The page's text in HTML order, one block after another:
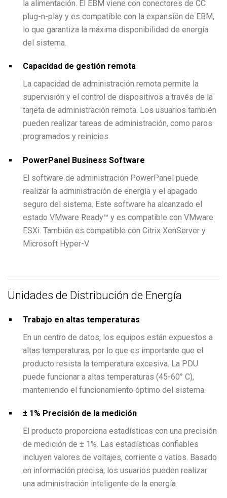
la alimentación. El EBM viene con conectores de CC
plug-n-play y es compatible con la expansión de EBM,
lo que garantiza la máxima disponibilidad de energía
del sistema.
Capacidad de gestión remota
La capacidad de administración remota permite la
supervisión y el control de dispositivos a través de la
tarjeta de administración remota. Los usuarios también
pueden realizar tareas de administración, como paros
programados y reinicios.
PowerPanel Business Software
El software de administración PowerPanel puede
realizar la administración de energía y el apagado
seguro del sistema. Este software ha alcanzado el
estado VMware Ready™ y es compatible con VMware
ESXi. También es compatible con Citrix XenServer y
Microsoft Hyper-V.
Unidades de Distribución de Energía
Trabajo en altas temperaturas
En un centro de datos, los equipos están expuestos a
altas temperaturas, por lo que es importante que el
producto resista la temperatura excesiva. La PDU
puede funcionar a altas temperaturas (45-60° C),
manteniendo el funcionamiento óptimo del sistema.
± 1% Precisión de la medición
El producto proporciona estadísticas con una precisión
de medición de ± 1%. Las estadísticas confiables
incluyen valores de voltajes, corriente o vatios. Basado
en información precisa, los usuarios pueden realizar
una administración inteligente de la energía.